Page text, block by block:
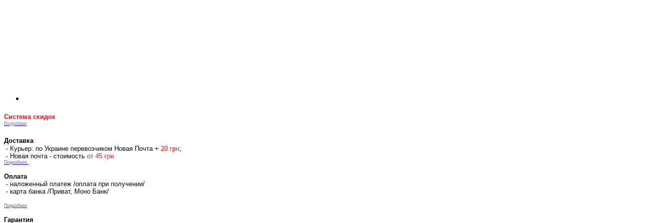
Система скидок
Подробнее
Доставка
- Курьер: по Украине перевозчиком Новая Почта + 20 грн;
- Новая почта - стоимость от 45 грн
Подробнее
Оплата
- наложенный платеж /оплата при получении/
- карта банка /Приват, Моно Банк/
Подробнее
Гарантия